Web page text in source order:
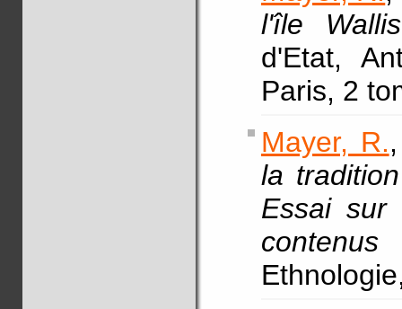
l'île
d'Etat,
Paris, 2
Mayer, R.
la
Essai sur
contenus